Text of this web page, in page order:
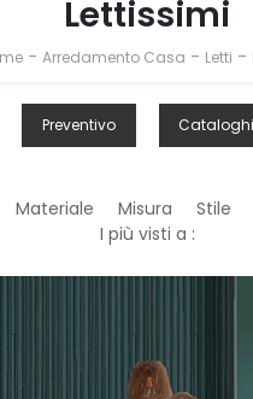
Lettissimi
- Arredamento Casa - Letti -
Preventivo Cataloghi
Materiale Misura Stile
I più visti a :